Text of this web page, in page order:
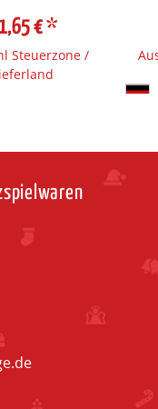
€*
Steuerzone /